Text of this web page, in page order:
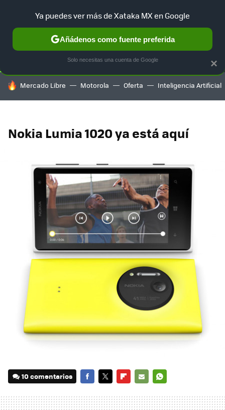
SELECCIÓN GAMING HOME AUTO TERRITORIO
HOY SE HABLA DE
Mercado Libre Motorola Oferta Inteligencia Artificial
Nokia Lumia 1020 ya está aquí
10 comentarios
MAIL
×
Ya puedes ver más de Xataka MX en Google
Añádenos como fuente preferida
Solo necesitas una cuenta de Google